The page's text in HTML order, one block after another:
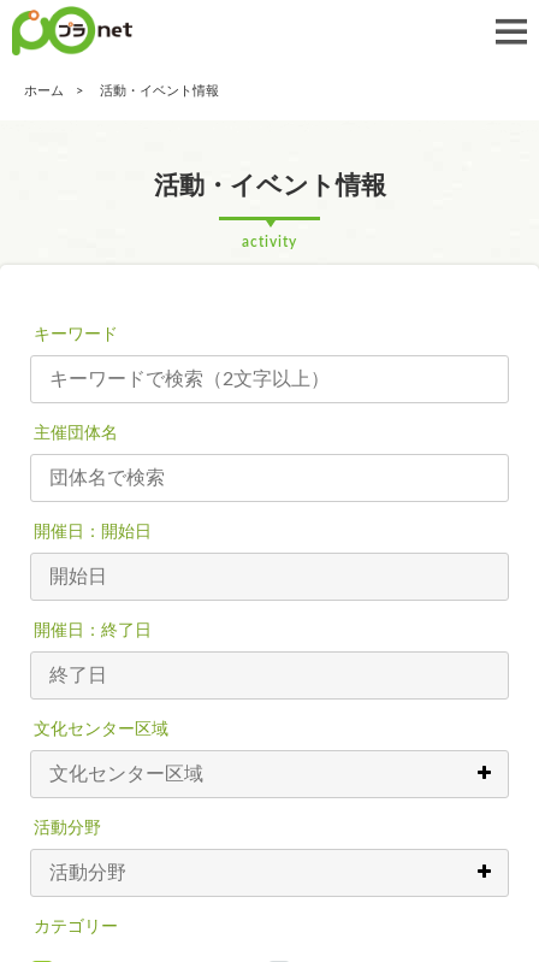
ホーム 活動・イベント情報
活動・イベント情報
activity
キーワード
主催団体名
開催日：開始日
開催日：終了日
文化センター区域
活動分野
カテゴリー